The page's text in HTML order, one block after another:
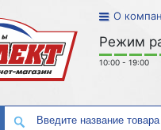
О
Режим
10:00 - 19:00